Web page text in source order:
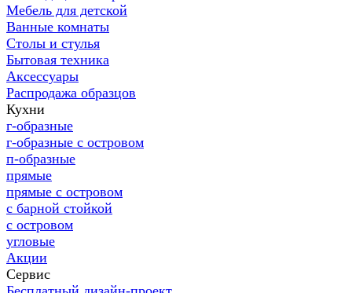
Мебель для детской
Ванные комнаты
Столы и стулья
Бытовая техника
Аксессуары
Распродажа образцов
Кухни
г-образные
г-образные с островом
п-образные
прямые
прямые с островом
с барной стойкой
с островом
угловые
Акции
Сервис